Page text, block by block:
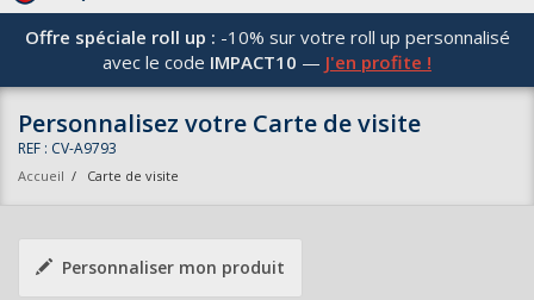
Offre spéciale roll up : -10% sur votre roll up personnalisé
avec le code IMPACT10 — J'en profite !
Personnalisez votre Carte de visite
REF : CV-A9793
Accueil / Carte de visite
Personnaliser mon produit